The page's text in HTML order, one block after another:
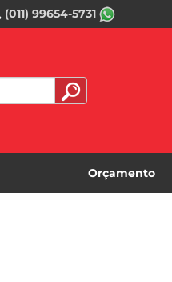
(011) 99654-5731
Orçamento